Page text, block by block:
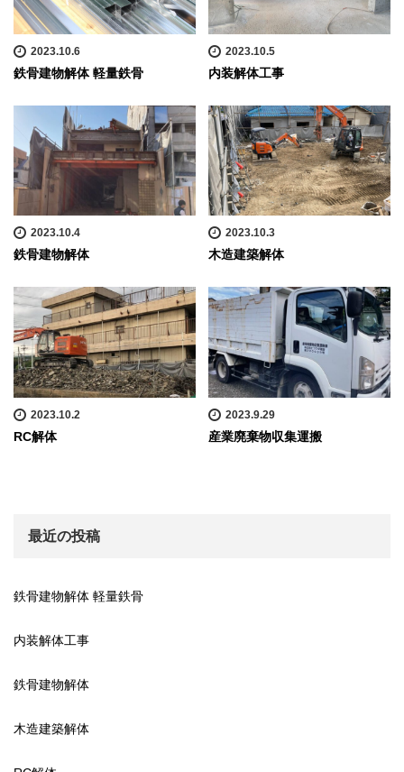
2023.10.6
鉄骨建物解体 軽量鉄骨
2023.10.5
内装解体工事
2023.10.4
鉄骨建物解体
2023.10.3
木造建築解体
2023.10.2
RC解体
2023.9.29
産業廃棄物収集運搬
最近の投稿
鉄骨建物解体 軽量鉄骨
内装解体工事
鉄骨建物解体
木造建築解体